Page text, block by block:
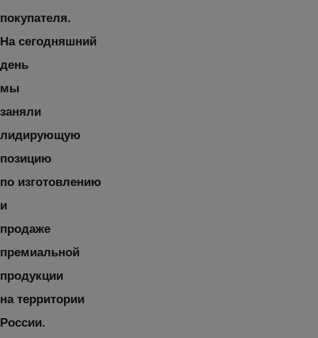
покупателя.
На сегодняшний
день
мы
заняли
лидирующую
позицию
по изготовлению
и
продаже
премиальной
продукции
на территории
России.